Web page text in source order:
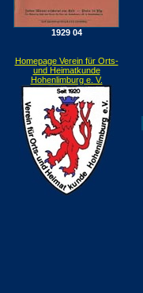
1929 04
Homepage Verein für Orts-
und Heimatkunde
Hohenlimburg e. V.